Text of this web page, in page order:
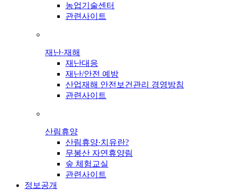
농업기술센터
관련사이트
재난·재해
재난대응
재난/안전 예방
산업재해 안전보건관리 경영방침
관련사이트
산림휴양
산림휴양·치유란?
무봉산 자연휴양림
숲 체험교실
관련사이트
정보공개